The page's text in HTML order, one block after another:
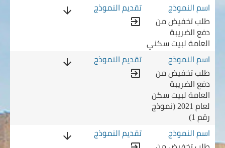
طلب تخفيض من
دفع الضريبة
العامة لبيت سكني
exit_to_app لبيت سكني
arrow_downward الضريبة العامة لبيت سكني
طلب تخفيض من
دفع الضريبة
العامة لبيت سكن
لعام 2021 (نموذج
رقم 1)
exit_to_app
arrow_downward 1)
arrow_downward 2)